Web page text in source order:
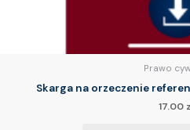
Prawo
Skarga na orzeczenie
17.00